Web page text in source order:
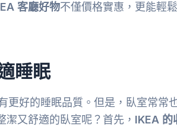
客廳好物不僅價格實惠，更能輕鬆
睡眠
更好的睡眠品質。但是，臥室常常
潔又舒適的臥室呢？首先， IKEA 的